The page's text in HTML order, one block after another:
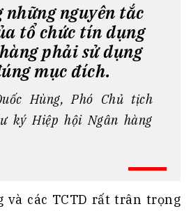
nguyên tắc
tổ chức tín dụng
phải sử dụng
mục đích.
Hùng, Phó Chủ tịch
ký Hiệp hội Ngân hàng
và các TCTD rất trân trọng